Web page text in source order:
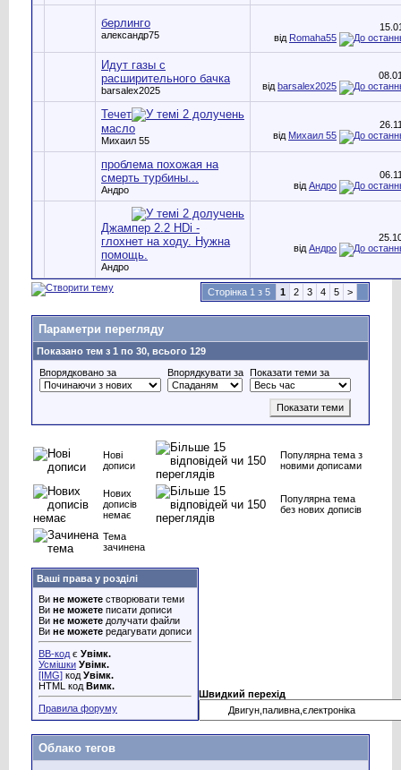
берлинго
александр75
від Romaha55
Идут газы с
расширительного бачка
barsalex2025
від barsalex2025
Течет
масло
Михаил 55
від Михаил 55
проблема похожая на
смерть турбины...
Андро
від Андро
Джампер 2.2 HDi -
глохнет на ходу. Нужна
помощь.
Андро
від Андро
Сторінка 1 з 5 1 2 3 4 5 >
Параметри перегляду
Показано тем з 1 по 30, всього 129
Впорядковано за
Впорядкувати за Показати теми за
Нові
дописи
Популярна тема з
новими дописами
Нових
дописів
немає
Популярна тема
без нових дописів
Тема
зачинена
Ваші права у розділі
Ви не можете створювати теми
Ви не можете писати дописи
Ви не можете долучати файли
Ви не можете редагувати дописи
BB-код є Увімк.
Усмішки Увімк.
[IMG] код Увімк.
HTML код Вимк.
Правила форуму
Швидкий перехід
Облако тегов